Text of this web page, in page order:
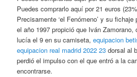
Puedes comprarlo aquí por 21 euros
Precisamente ‘el Fenómeno’ y su
el año 1997 propició que Iván Zamorano,
lucía el 9 en su camiseta,equipacion
equipacion real madrid 2022 23 dorsal al
perdió el impulso con el que entró a la
encontrarse.